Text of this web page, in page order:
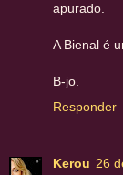
apurado.
A Bienal é
B-jo.
Responder
Kerou 26